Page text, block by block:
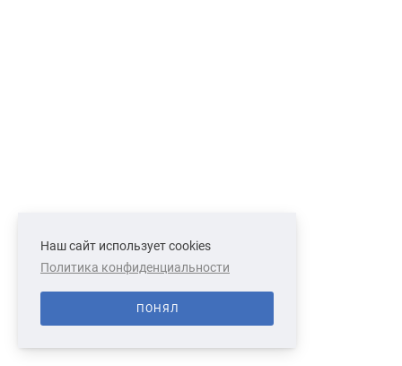
Наш сайт использует cookies
Политика конфиденциальности
ПОНЯЛ